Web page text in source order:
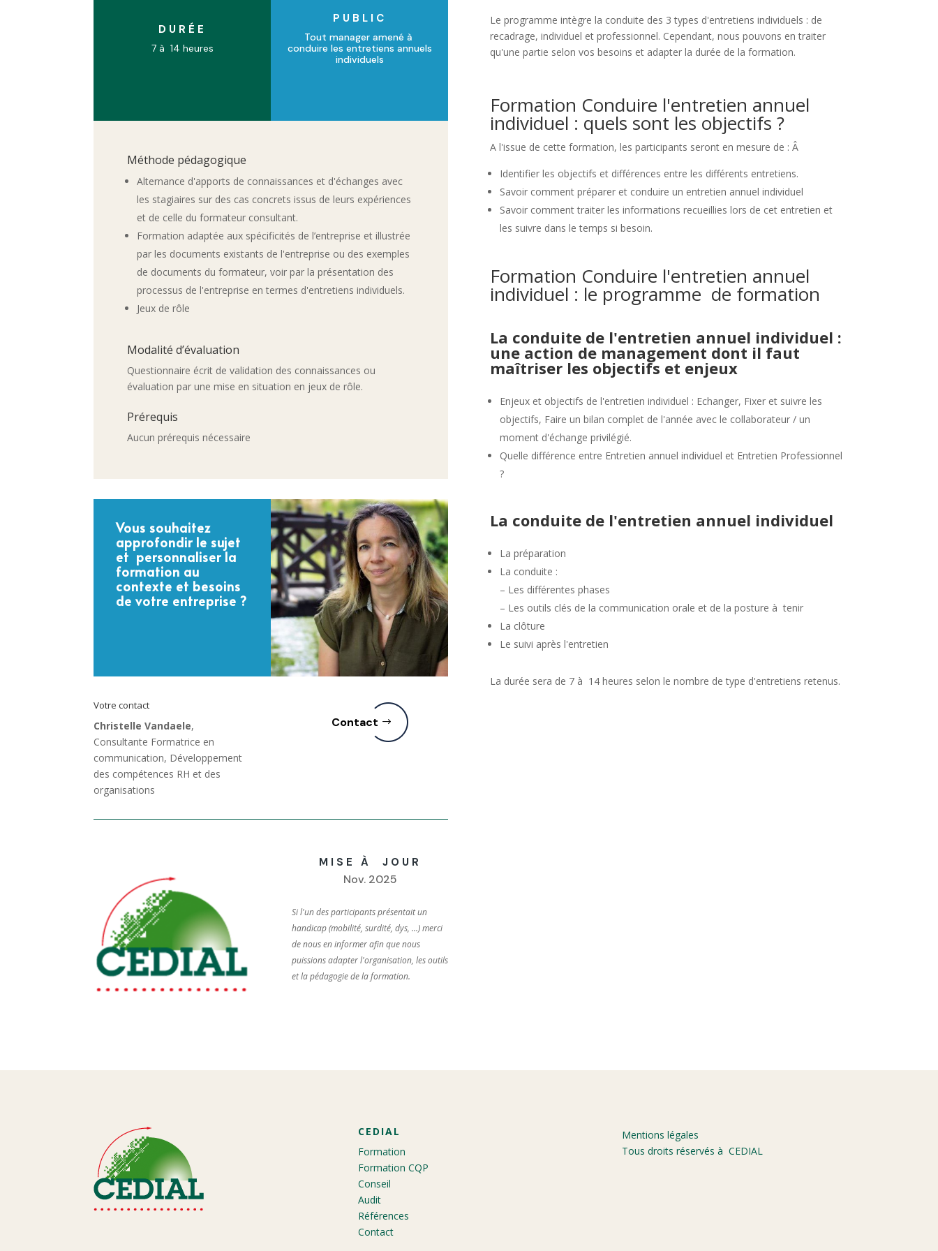
DURÉE
7 à 14 heures
PUBLIC
Tout manager amené à
conduire les entretiens annuels
individuels
Méthode pédagogique
Alternance d'apports de connaissances et d'échanges avec
les stagiaires sur des cas concrets issus de leurs expériences
et de celle du formateur consultant.
Formation adaptée aux spécificités de l’entreprise et illustrée
par les documents existants de l'entreprise ou des exemples
de documents du formateur, voir par la présentation des
processus de l'entreprise en termes d'entretiens individuels.
Jeux de rôle
Modalité d’évaluation
Questionnaire écrit de validation des connaissances ou
évaluation par une mise en situation en jeux de rôle.
Prérequis
Aucun prérequis nécessaire
Vous souhaitez
approfondir le sujet
et personnaliser la
formation au
contexte et besoins
de votre entreprise ?
Votre contact
Christelle Vandaele,
Consultante Formatrice en
communication, Développement
des compétences RH et des
organisations
Contact
MISE À JOUR
Nov. 2025
Si l'un des participants présentait un
handicap (mobilité, surdité, dys, ...) merci
de nous en informer afin que nous
puissions adapter l'organisation, les outils
et la pédagogie de la formation.
Le programme intègre la conduite des 3 types d'entretiens individuels : de
recadrage, individuel et professionnel. Cependant, nous pouvons en traiter
qu'une partie selon vos besoins et adapter la durée de la formation.
Formation Conduire l'entretien annuel
individuel : quels sont les objectifs ?
A l'issue de cette formation, les participants seront en mesure de : Â
Identifier les objectifs et différences entre les différents entretiens.
Savoir comment préparer et conduire un entretien annuel individuel
Savoir comment traiter les informations recueillies lors de cet entretien et
les suivre dans le temps si besoin.
Formation Conduire l'entretien annuel
individuel : le programme de formation
La conduite de l'entretien annuel individuel :
une action de management dont il faut
maîtriser les objectifs et enjeux
Enjeux et objectifs de l'entretien individuel : Echanger, Fixer et suivre les
objectifs, Faire un bilan complet de l'année avec le collaborateur / un
moment d'échange privilégié.
Quelle différence entre Entretien annuel individuel et Entretien Professionnel
?
La conduite de l'entretien annuel individuel
La préparation
La conduite :
– Les différentes phases
– Les outils clés de la communication orale et de la posture à tenir
La clôture
Le suivi après l'entretien
La durée sera de 7 à 14 heures selon le nombre de type d'entretiens retenus.
CEDIAL
Formation
Formation CQP
Conseil
Audit
Références
Contact
Mentions légales
Tous droits réservés à CEDIAL